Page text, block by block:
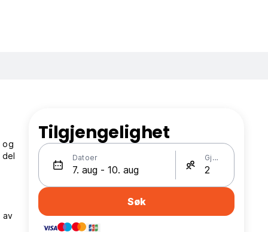
og
del
av
Tilgjengelighet
Datoer Gjester
Søk